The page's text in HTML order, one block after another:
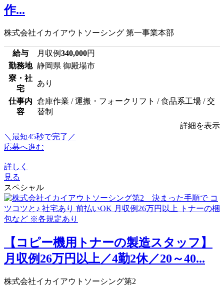
作...
株式会社イカイアウトソーシング 第一事業本部
給与 月収例340,000円
勤務地 静岡県 御殿場市
寮・社
宅
あり
仕事内
容
倉庫作業 / 運搬・フォークリフト / 食品系工場 / 交
替制
詳細を表示
＼最短45秒で完了／
応募へ進む
詳しく
見る
スペシャル
【コピー機用トナーの製造スタッフ】
月収例26万円以上／4勤2休／20～40...
株式会社イカイアウトソーシング第2